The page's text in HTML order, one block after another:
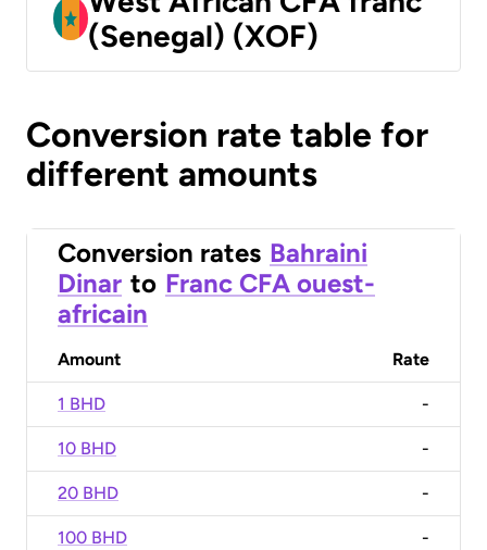
(Senegal) (XOF)
Conversion rate table for
different amounts
Conversion rates Bahraini
Dinar to Franc CFA ouest-
africain
Amount Rate
1 BHD -
10 BHD -
20 BHD -
100 BHD -